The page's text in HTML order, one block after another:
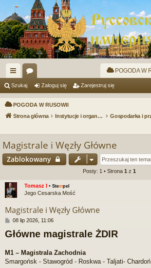
ię
ce
j
or
a
POGODA W
Szukaj Zaloguj się Zarejestruj się
POGODA W RUSOWII
Strona główna
Instytucje i organizacje
Magistrale i Węzły Główne
Zablokowany
Posty: 1 • Strona 1 z 1
Tomasz I •Stempel
Jego Cesarska Mość
Magistrale i Węzły Główne
P
s
08 lip 2026, 11:06
Główne magistrale ŻDIR
M1 – Magistrala Zachodnia
Smargońsk - Stawogród - Roskwa - Taljati- Chardoń